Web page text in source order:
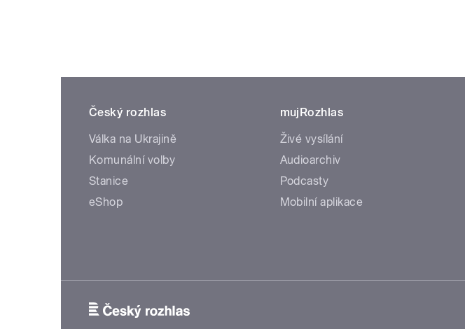
Český rozhlas
Válka na Ukrajině
Komunální volby
Stanice
eShop
mujRozhlas
Živé vysílání
Audioarchiv
Podcasty
Mobilní aplikace